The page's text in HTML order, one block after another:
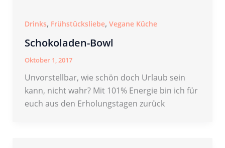
Drinks, Frühstücksliebe, Vegane Küche
Schokoladen-Bowl
Oktober 1, 2017
Unvorstellbar, wie schön doch Urlaub sein
kann, nicht wahr? Mit 101% Energie bin ich für
euch aus den Erholungstagen zurück